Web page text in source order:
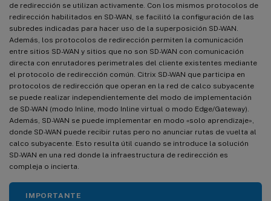
de redirección se utilizan activamente. Con los mismos protocolos de
redirección habilitados en SD-WAN, se facilitó la configuración de las
subredes indicadas para hacer uso de la superposición SD-WAN.
Además, los protocolos de redirección permiten la comunicación
entre sitios SD-WAN y sitios que no son SD-WAN con comunicación
directa con enrutadores perimetrales del cliente existentes mediante
el protocolo de redirección común. Citrix SD-WAN que participa en
protocolos de redirección que operan en la red de calco subyacente
se puede realizar independientemente del modo de implementación
de SD-WAN (modo Inline, modo Inline virtual o modo Edge/Gateway).
Además, SD-WAN se puede implementar en modo «solo aprendizaje»,
donde SD-WAN puede recibir rutas pero no anunciar rutas de vuelta al
calco subyacente. Esto resulta útil cuando se introduce la solución
SD-WAN en una red donde la infraestructura de redirección es
compleja o incierta.
IMPORTANTE